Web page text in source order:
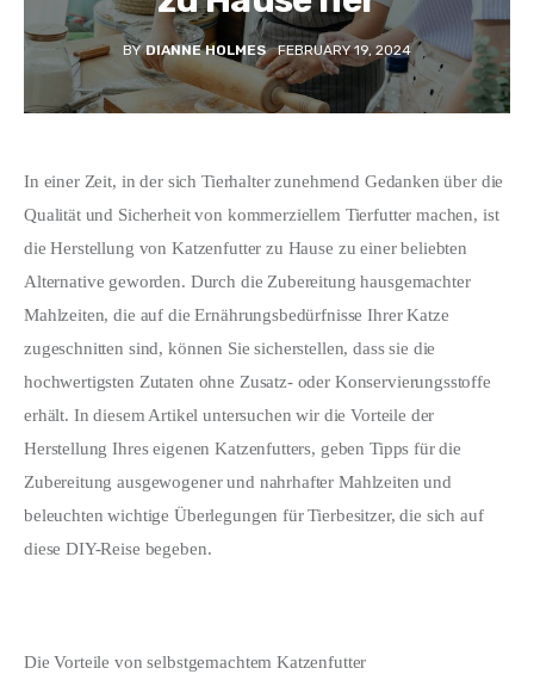
Blogging
Technology
Blog
Write For Us
BY DIANNE HOLMES FEBRUARY 19, 2024
In einer Zeit, in der sich Tierhalter zunehmend Gedanken über die
Qualität und Sicherheit von kommerziellem Tierfutter machen, ist
die Herstellung von Katzenfutter zu Hause zu einer beliebten
Alternative geworden. Durch die Zubereitung hausgemachter
Mahlzeiten, die auf die Ernährungsbedürfnisse Ihrer Katze
zugeschnitten sind, können Sie sicherstellen, dass sie die
hochwertigsten Zutaten ohne Zusatz- oder Konservierungsstoffe
erhält. In diesem Artikel untersuchen wir die Vorteile der
Herstellung Ihres eigenen Katzenfutters, geben Tipps für die
Zubereitung ausgewogener und nahrhafter Mahlzeiten und
beleuchten wichtige Überlegungen für Tierbesitzer, die sich auf
diese DIY-Reise begeben.
Die Vorteile von selbstgemachtem Katzenfutter